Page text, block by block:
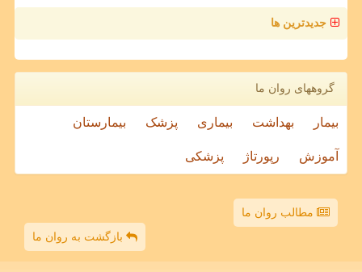
جدیدترین ها
گروههای روان ما
بیمار بهداشت بیماری پزشک بیمارستان
آموزش رپورتاژ پزشکی
مطالب روان ما
بازگشت به روان ما